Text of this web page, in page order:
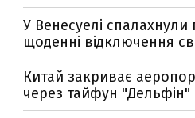
У Венесуелі спалахнули
щоденні відключення
Китай закриває
через тайфун "Дельфін"